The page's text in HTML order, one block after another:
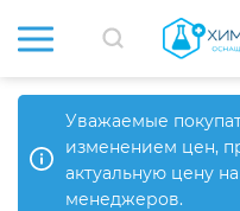
Уважаемые
изменением цен,
актуальную цену
менеджеров.